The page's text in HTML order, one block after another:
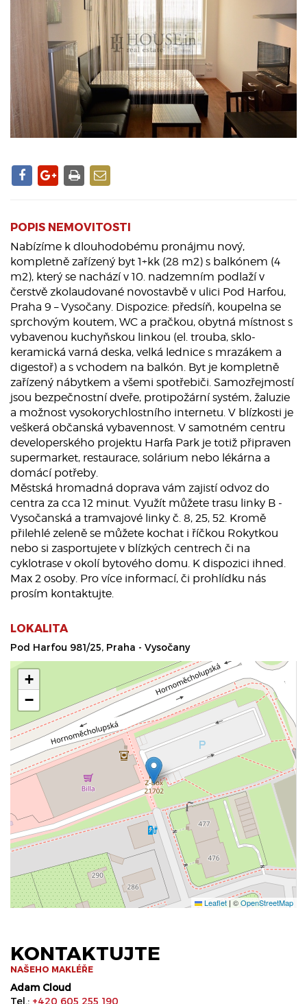
POPIS NEMOVITOSTI
Nabízíme k dlouhodobému pronájmu nový,
kompletně zařízený byt 1+kk (28 m2) s balkónem (4
m2), který se nachází v 10. nadzemním podlaží v
čerstvě zkolaudované novostavbě v ulici Pod Harfou,
Praha 9 – Vysočany. Dispozice: předsíň, koupelna se
sprchovým koutem, WC a pračkou, obytná místnost s
vybavenou kuchyňskou linkou (el. trouba, sklo-
keramická varná deska, velká lednice s mrazákem a
digestoř) a s vchodem na balkón. Byt je kompletně
zařízený nábytkem a všemi spotřebiči. Samozřejmostí
jsou bezpečnostní dveře, protipožární systém, žaluzie
a možnost vysokorychlostního internetu. V blízkosti je
veškerá občanská vybavennost. V samotném centru
developerského projektu Harfa Park je totiž připraven
supermarket, restaurace, solárium nebo lékárna a
domácí potřeby.
Městská hromadná doprava vám zajistí odvoz do
centra za cca 12 minut. Využít můžete trasu linky B -
Vysočanská a tramvajové linky č. 8, 25, 52. Kromě
přilehlé zeleně se můžete kochat i říčkou Rokytkou
nebo si zasportujete v blízkých centrech či na
cyklotrase v okolí bytového domu. K dispozici ihned.
Max 2 osoby. Pro více informací, či prohlídku nás
prosím kontaktujte.
LOKALITA
Pod Harfou 981/25, Praha - Vysočany
+
−
Leaflet | ©OpenStreetMap
KONTAKTUJTE
NAŠEHO MAKLÉŘE
Adam Cloud
Tel.: +420 605 255 190